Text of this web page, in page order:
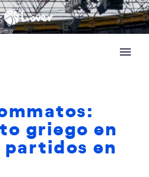
griego en
partidos en